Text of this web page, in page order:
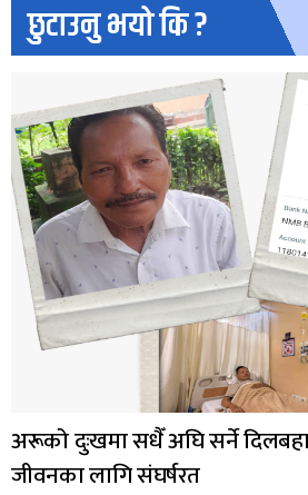
छुटाउनु भयो कि ?
अरूको दुःखमा सधैँ अघि सर्ने
जीवनका लागि संघर्षरत